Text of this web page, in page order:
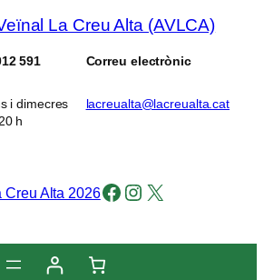
591
i dimecres
h
Correu electrònic
lacreualta@lacreualta.cat
Creu Alta 2026Facebook
Instagram
X